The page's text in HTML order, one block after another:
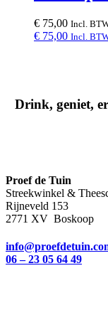
€ 75,00 Incl.
€ 75,00 Incl.
Drink, geniet,
Proef de Tuin
Streekwinkel &
Rijneveld 153
2771 XV Boskoop
06 – 23 05 64 49